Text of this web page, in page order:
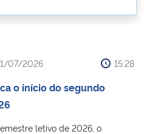
e Comunicações
07/2026 15:28
o início do segundo
letivo de 2026, o